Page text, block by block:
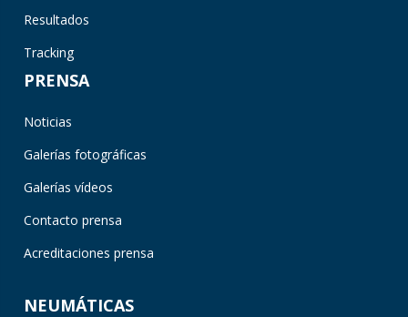
Resultados
Tracking
PRENSA
Noticias
Galerías fotográficas
Galerías vídeos
Contacto prensa
Acreditaciones prensa
NEUMÁTICAS